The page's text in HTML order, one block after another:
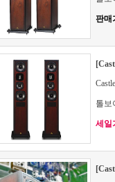
판매
톨보
세일